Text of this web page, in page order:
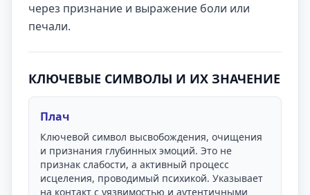
через признание и выражение боли или
печали.
КЛЮЧЕВЫЕ СИМВОЛЫ И ИХ ЗНАЧЕНИЕ
Плач
Ключевой символ высвобождения, очищения
и признания глубинных эмоций. Это не
признак слабости, а активный процесс
исцеления, проводимый психикой. Указывает
на контакт с уязвимостью и аутентичными